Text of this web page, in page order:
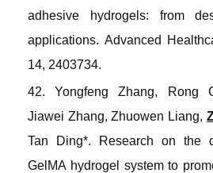
adhesive hydrogels: from
applications. Advanced
14, 2403734.
42. Yongfeng Zhang, Rong
Jiawei Zhang, Zhuowen Liang,
Tan Ding*. Research on the
GelMA hydrogel system to